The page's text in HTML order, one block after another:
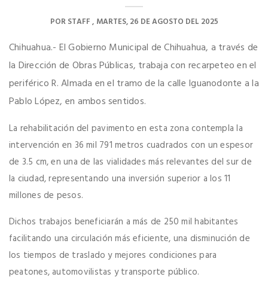
PORSTAFF MARTES, 26 DE AGOSTO DEL 2025
Chihuahua.- El Gobierno Municipal de Chihuahua, a través de
la Dirección de Obras Públicas, trabaja con recarpeteo en el
periférico R. Almada en el tramo de la calle Iguanodonte a la
Pablo López, en ambos sentidos.
La rehabilitación del pavimento en esta zona contempla la
intervención en 36 mil 791 metros cuadrados con un espesor
de 3.5 cm, en una de las vialidades más relevantes del sur de
la ciudad, representando una inversión superior a los 11
millones de pesos.
Dichos trabajos beneficiarán a más de 250 mil habitantes
facilitando una circulación más eficiente, una disminución de
los tiempos de traslado y mejores condiciones para
peatones, automovilistas y transporte público.